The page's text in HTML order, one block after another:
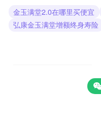
金玉满堂2.0在哪里买便宜
弘康金玉满堂增额终身寿险